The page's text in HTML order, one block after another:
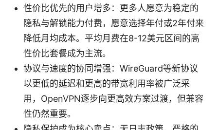
性价比优先的用户增多：更多人愿意为稳定的
隐私与解锁能力付费，愿意选择年付或2年付来
降低月均成本。平均月费在8-12美元区间的高
性价比套餐成为主流。
协议与速度的协同增强：WireGuard等新协议
以更低的延迟和更高的带宽利用率被广泛采
用，OpenVPN逐步向更高效方案过渡，但兼容
性仍然重要。